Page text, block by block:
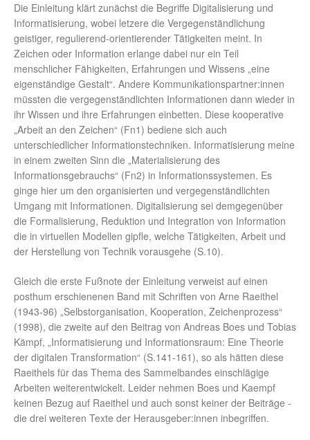
Die Einleitung klärt zunächst die Begriffe Digitalisierung und
Informatisierung, wobei letzere die Vergegenständlichung
geistiger, regulierend-orientierender Tätigkeiten meint. In
Zeichen oder Information erlange dabei nur ein Teil
menschlicher Fähigkeiten, Erfahrungen und Wissens „eine
eigenständige Gestalt“. Andere Kommunikationspartner:innen
müssten die vergegenständlichten Informationen dann wieder in
ihr Wissen und ihre Erfahrungen einbetten. Diese kooperative
„Arbeit an den Zeichen“ (Fn1) bediene sich auch
unterschiedlicher Informationstechniken. Informatisierung meine
in einem zweiten Sinn die „Materialisierung des
Informationsgebrauchs“ (Fn2) in Informationssystemen. Es
ginge hier um den organisierten und vergegenständlichten
Umgang mit Informationen. Digitalisierung sei demgegenüber
die Formalisierung, Reduktion und Integration von Information
die in virtuellen Modellen gipfle, welche Tätigkeiten, Arbeit und
der Herstellung von Technik vorausgehe (S.10).
Gleich die erste Fußnote der Einleitung verweist auf einen
posthum erschienenen Band mit Schriften von Arne Raeithel
(1943-96) „Selbstorganisation, Kooperation, Zeichenprozess“
(1998), die zweite auf den Beitrag von Andreas Boes und Tobias
Kämpf, „Informatisierung und Informationsraum: Eine Theorie
der digitalen Transformation“ (S.141-161), so als hätten diese
Raeithels für das Thema des Sammelbandes einschlägige
Arbeiten weiterentwickelt. Leider nehmen Boes und Kaempf
keinen Bezug auf Raeithel und auch sonst keiner der Beiträge -
die drei weiteren Texte der Herausgeber:innen inbegriffen.